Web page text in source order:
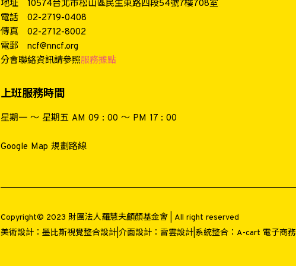
地址
10574台北市松山區民生東路四段54號7樓708室
電話
02-2719-0408
傳真
02-2712-8002
電郵
ncf@nncf.org
分會聯絡資訊請參照服務據點
上班服務時間
星期一 ～ 星期五 AM 09 : 00 ～ PM 17 : 00
Google Map 規劃路線
Copyright© 2023 財團法人羅慧夫顱顏基金會 | All right reserved
美術設計： 墨比斯視覺整合設計|介面設計： 雷雲設計| 系統整合： A-cart 電子商務